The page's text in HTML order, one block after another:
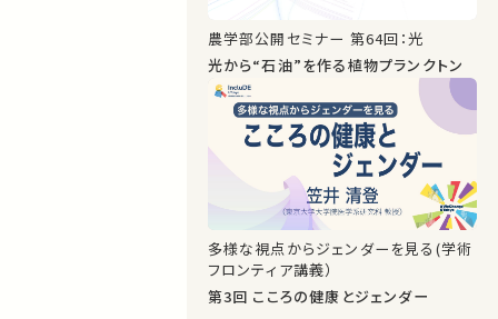
農学部公開セミナー 第64回：光
光から“石油”を作る植物プランクトン
多様な視点からジェンダーを見る(学術
フロンティア講義）
第3回 こころの健康とジェンダー